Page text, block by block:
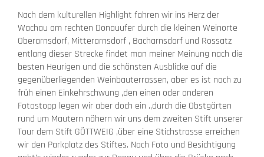
Nach dem kulturellen Highlight fahren wir ins Herz der
Wachau am rechten Donauufer durch die kleinen Weinorte
Oberarnsdorf, Mitterarnsdorf , Bacharnsdorf und Rossatz
entlang dieser Strecke findet man meiner Meinung nach die
besten Heurigen und die schönsten Ausblicke auf die
gegenüberliegenden Weinbauterrassen, aber es ist noch zu
früh einen Einkehrschwung ,den einen oder anderen
Fotostopp legen wir aber doch ein .,durch die Obstgärten
rund um Mautern nähern wir uns dem zweiten Stift unserer
Tour dem Stift GÖTTWEIG ,über eine Stichstrasse erreichen
wir den Parkplatz des Stiftes. Nach Foto und Besichtigung